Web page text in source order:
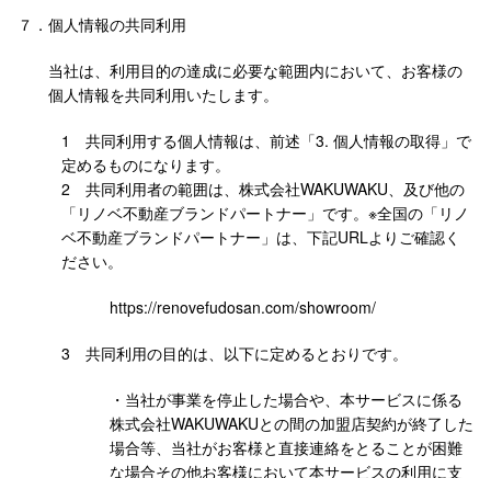
７． 個人情報の共同利用
当社は、利用目的の達成に必要な範囲内において、お客様の
個人情報を共同利用いたします。
1 共同利用する個人情報は、前述「3. 個人情報の取得」で
定めるものになります。
2 共同利用者の範囲は、株式会社WAKUWAKU、及び他の
「リノベ不動産ブランドパートナー」です。※全国の「リノ
ベ不動産ブランドパートナー」は、下記URLよりご確認く
ださい。
https://renovefudosan.com/showroom/
3 共同利用の目的は、以下に定めるとおりです。
・当社が事業を停止した場合や、本サービスに係る
株式会社WAKUWAKUとの間の加盟店契約が終了した
場合等、当社がお客様と直接連絡をとることが困難
な場合その他お客様において本サービスの利用に支